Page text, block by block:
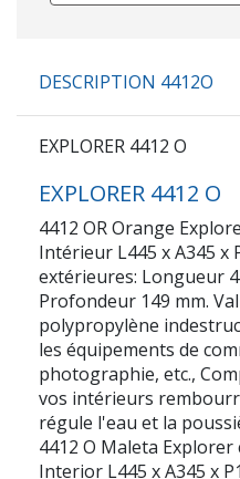
DESCRIPTION 4412O
EXPLORER 4412 O
EXPLORER 4412 O
4412 OR Orange
Intérieur L445 x A345 x
extérieures: Longueur
Profondeur 149 mm.
polypropylène
les équipements de
photographie, etc.,
vos intérieurs
régule l'eau et la
4412 O Maleta
Interior L445 x A345 x